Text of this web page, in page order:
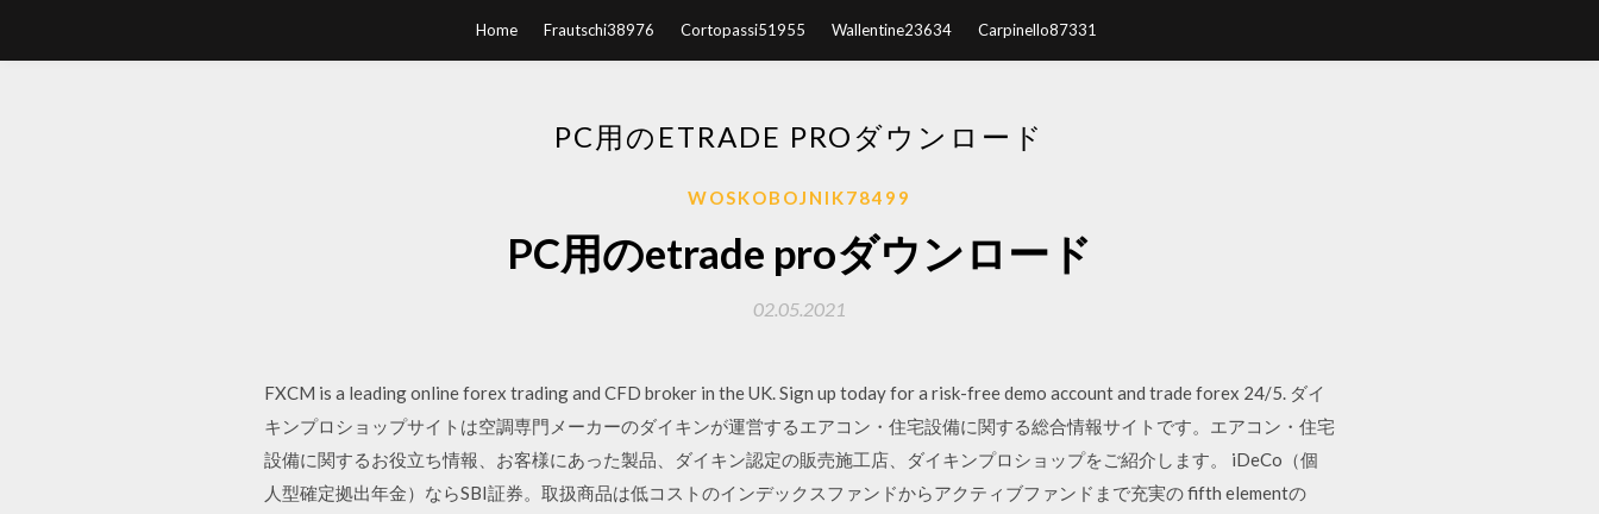
Home Frautschi38976 Cortopassi51955 Wallentine23634 Carpinello87331
PC用のETRADE PROダウンロード
WOSKOBOJNIK78499
PC用のetrade proダウンロード
02.05.2021
FXCM is a leading online forex trading and CFD broker in the UK. Sign up today for a risk-free demo account and trade forex 24/5. ダイ
キンプロショップサイトは空調専門メーカーのダイキンが運営するエアコン・住宅設備に関する総合情報サイトです。エアコン・住宅
設備に関するお役立ち情報、お客様にあった製品、ダイキン認定の販売施工店、ダイキンプロショップをご紹介します。 iDeCo（個
人型確定拠出年金）ならSBI証券。取扱商品は低コストのインデックスファンドからアクティブファンドまで充実の fifth elementの